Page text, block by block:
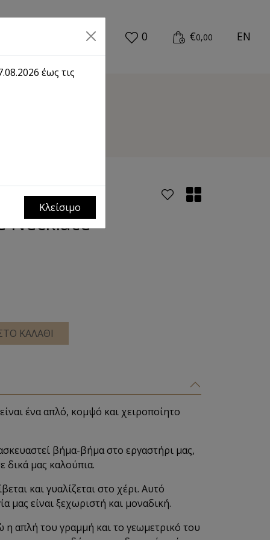
0 €0,00 EN
Necklace
ΚΑΛΑΘΙ
ένα απλό, κομψό και χειροποίητο
βήμα-βήμα στο εργαστήρι μας,
δικά μας καλούπια.
και γυαλίζεται στο χέρι. Αυτό
μας είναι ξεχωριστή και μοναδική.
η απλή του γραμμή και το γεωμετρικό του
έως τις
Κλείσιμο